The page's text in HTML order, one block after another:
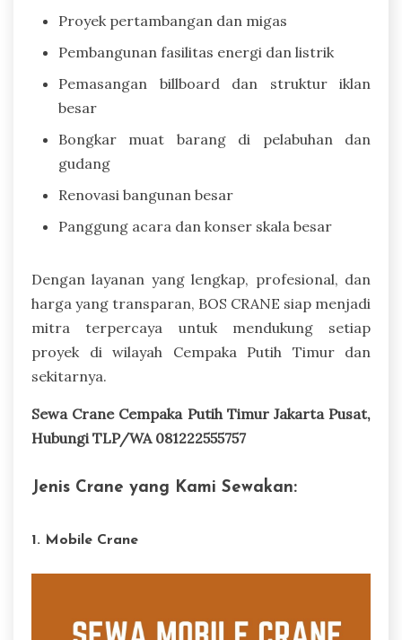
Proyek pertambangan dan migas
Pembangunan fasilitas energi dan listrik
Pemasangan billboard dan struktur iklan
besar
Bongkar muat barang di pelabuhan dan
gudang
Renovasi bangunan besar
Panggung acara dan konser skala besar
Dengan layanan yang lengkap, profesional, dan
harga yang transparan, BOS CRANE siap menjadi
mitra terpercaya untuk mendukung setiap
proyek di wilayah Cempaka Putih Timur dan
sekitarnya.
Sewa Crane Cempaka Putih Timur Jakarta Pusat,
Hubungi TLP/WA 081222555757
Jenis Crane yang Kami Sewakan:
1. Mobile Crane